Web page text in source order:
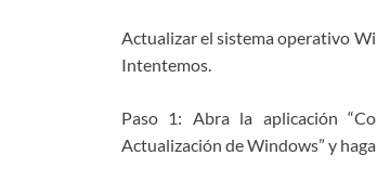
Actualizar el sistema operativo
Intentemos.
Paso 1: Abra la aplicación
Actualización de Windows” y